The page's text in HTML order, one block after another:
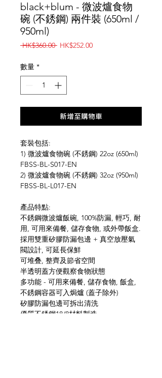
black+blum - 微波爐食物
碗 (不銹鋼) 兩件裝 (650ml /
950ml)
HK$360.00 一HK$252.00促
數量 *
新增至購物車
套裝包括:
1) 微波爐食物碗 (不銹鋼) 22oz (650ml)
FBSS-BL-S017-EN
2) 微波爐食物碗 (不銹鋼) 32oz (950ml)
FBSS-BL-L017-EN
產品特點:
不銹鋼微波爐飯碗, 100%防漏, 輕巧, 耐
用, 可用來備餐, 儲存食物, 或外帶飯盒.
採用雙重矽膠防漏包邊 + 真空放壓氣
閥設計, 可延長保鮮
可堆叠, 整齊及節省空間
半透明蓋方便觀察食物狀態
多功能 - 可用來備餐, 儲存食物, 飯盒,
不銹鋼容器可入焗爐 (蓋子除外)
矽膠防漏包邊可拆出清洗
優質不銹鋼18/8材料製造